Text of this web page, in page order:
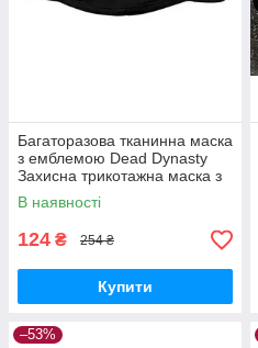
Багаторазова тканинна маска
з емблемою Dead Dynasty
Захисна трикотажна маска з
бавовни Дід Дінасті Дайнасті
В наявності
124 ₴ 254 ₴
Купити
–53%